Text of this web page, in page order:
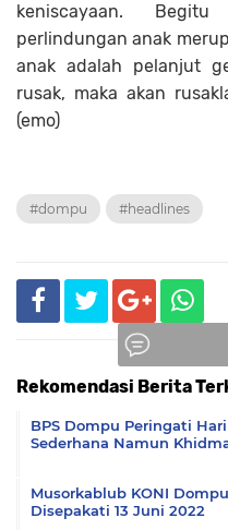
keniscayaan.
perlindungan anak
anak adalah pelanjut
rusak, maka akan
(emo)
#dompu #headlines
Rekomendasi Berita
BPS Dompu Peringati
Sederhana Namun
Musorkablub KONI
Disepakati 13 Juni 2022